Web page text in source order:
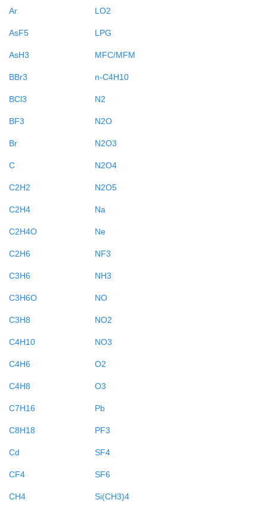
Ar
AsF5
AsH3
BBr3
BCl3
BF3
Br
C
C2H2
C2H4
C2H4O
C2H6
C3H6
C3H6O
C3H8
C4H10
C4H6
C4H8
C7H16
C8H18
Cd
CF4
CH4
LO2
LPG
MFC/MFM
n-C4H10
N2
N2O
N2O3
N2O4
N2O5
Na
Ne
NF3
NH3
NO
NO2
NO3
O2
O3
Pb
PF3
SF4
SF6
Si(CH3)4